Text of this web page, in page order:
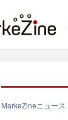
MarkeZineニュース